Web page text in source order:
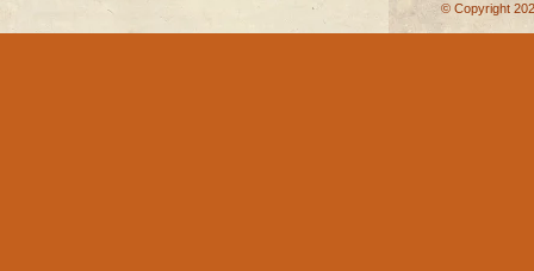
© Copyright